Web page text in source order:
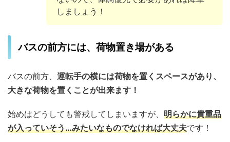
しましょう！
バスの前方には、荷物置き場がある
バスの前方、 運転手の横には荷物を置くスペースがあり、
大きな荷物を置くことが出来ます！
始めはどうしても警戒してしまいますが、 明らかに貴重品
が入っていそう…みたいなものでなければ大丈夫です！